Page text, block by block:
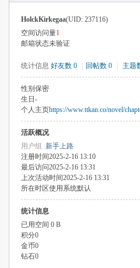
HolckKirkegaa(UID: 237116)
空间访问量1
邮箱状态未验证
统计信息 好友数 0 回帖数 0 主题
性别 保密
生日 -
个人主页https://www.ttkan.co/novel/
活跃概况
用户组 新手上路
注册时间2025-2-16 13:10
最后访问2025-2-16 13:31
上次活动时间2025-2-16 13:31
所在时区使用系统默认
统计信息
已用空间 0 B
积分0
金币0
钻石0